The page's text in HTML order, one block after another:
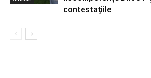
contestațiile